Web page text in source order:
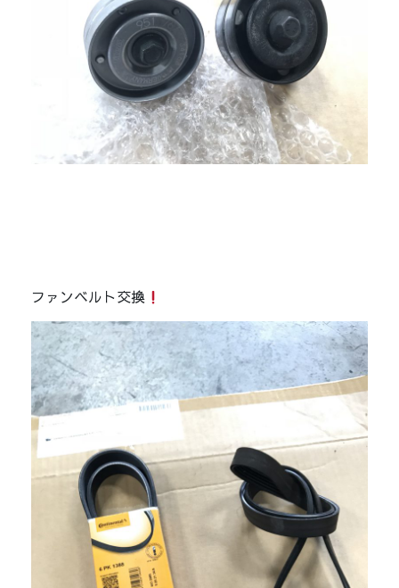
ファンベルト交換